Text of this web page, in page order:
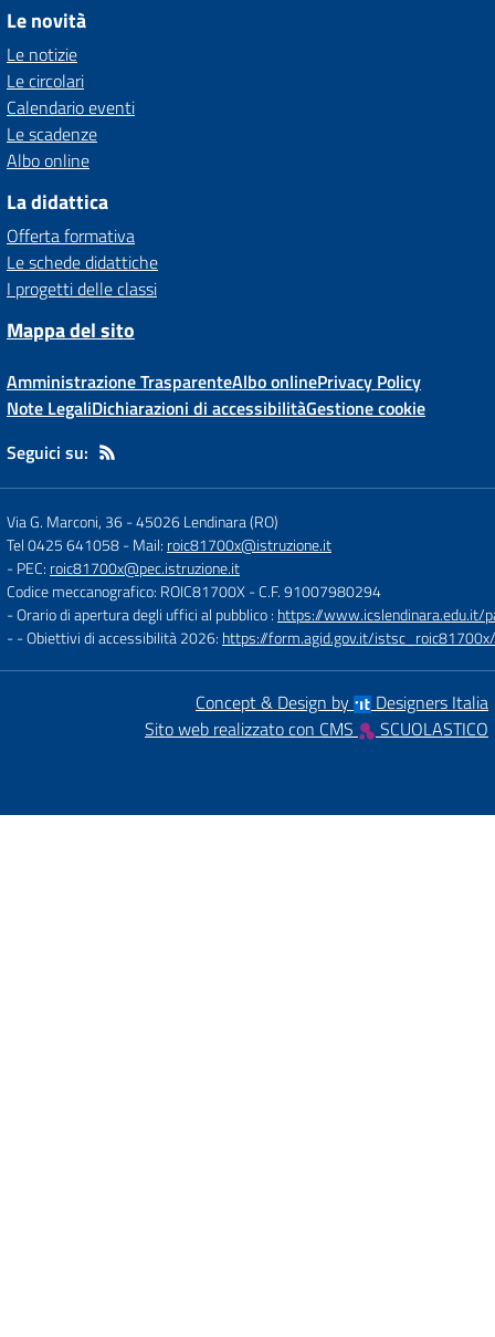
Le novità
Le notizie
Le circolari
Calendario eventi
Le scadenze
Albo online
La didattica
Offerta formativa
Le schede didattiche
I progetti delle classi
Mappa del sito
Amministrazione TrasparenteAlbo onlinePrivacy Policy
Note LegaliDichiarazioni di accessibilitàGestione cookie
Seguici su:
Via G. Marconi, 36-45026 Lendinara (RO)
Tel 0425 641058- Mail: roic81700x@istruzione.it
- PEC: roic81700x@pec.istruzione.it
Codice meccanografico: ROIC81700X- C.F. 91007980294
- Orario di apertura degli uffici al pubblico : https://www.icslendinara.edu.it/
- - Obiettivi di accessibilità 2026: https://form.agid.gov.it/
Concept & Design by
Designers Italia
Sito web realizzato con CMS
SCUOLASTICO